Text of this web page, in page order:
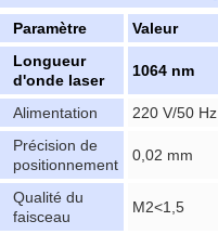
Paramètre
Valeur
Longueur
d'onde laser
1064 nm
Alimentation
220 V/50 Hz
Précision de
positionnement
0,02 mm
Qualité du
faisceau
M2<1,5